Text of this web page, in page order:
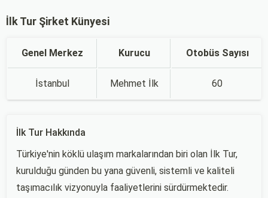
İlk Tur Şirket Künyesi
Genel Merkez Kurucu Otobüs Sayısı
İstanbul Mehmet İlk 60
İlk Tur Hakkında
Türkiye'nin köklü ulaşım markalarından biri olan İlk Tur,
kurulduğu günden bu yana güvenli, sistemli ve kaliteli
taşımacılık vizyonuyla faaliyetlerini sürdürmektedir.